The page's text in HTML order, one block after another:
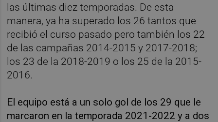
las últimas diez temporadas. De esta
manera, ya ha superado los 26 tantos que
recibió el curso pasado pero también los 22
de las campañas 2014-2015 y 2017-2018;
los 23 de la 2018-2019 o los 25 de la 2015-
2016.
El equipo está a un solo gol de los 29 que le
marcaron en la temporada 2021-2022 y a dos